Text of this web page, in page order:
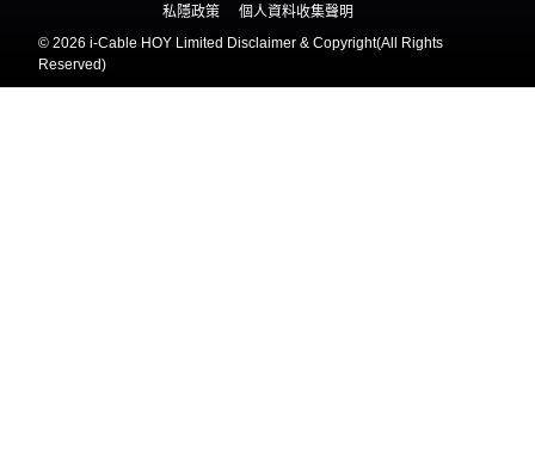
私隱政策
個人資料收集聲明
© 2026 i-Cable HOY Limited Disclaimer & Copyright(All Rights
Reserved)